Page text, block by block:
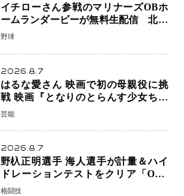
イチローさん参戦のマリナーズOBホ
ームランダービーが無料生配信 北米
ならではの“魅せる興行”に世界が注目
野球
2026.8.7
はるな愛さん 映画で初の母親役に挑
戦 映画『となりのとらんす少女ちゃ
ん』11月7日公開 未来の自分との対話
芸能
2026.8.7
野杁正明選手 海人選手が計量＆ハイ
ドレーションテストをクリア「ONE
SAMURAI 2」決戦へ万全の準備整う
格闘技